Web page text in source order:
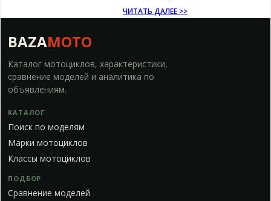
ЧИТАТЬ ДАЛЕЕ >>
BAZAMOTO
Каталог мотоциклов, характеристики,
сравнение моделей и аналитика по
объявлениям.
КАТАЛОГ
Поиск по моделям
Марки мотоциклов
Классы мотоциклов
ПОДБОР
Сравнение моделей